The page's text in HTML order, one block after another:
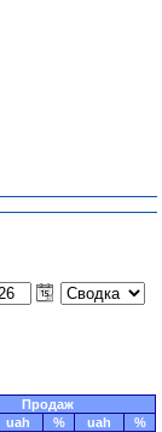
Продаж
uah % uah
%